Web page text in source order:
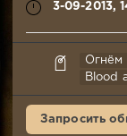
3-09-2013,
Лорд
Огня
3-
Огнём
Blood
Запросить